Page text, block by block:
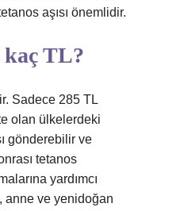
aşısı önemlidir.
kaç TL?
Sadece 285 TL
olan ülkelerdeki
gönderebilir ve
tetanos
yardımcı
anne ve yenidoğan